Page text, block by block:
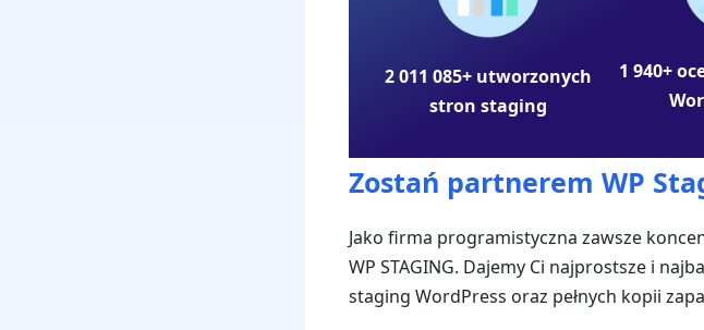
2 011 085+ utworzonych
stron staging
1 940+
Zostań partnerem WP
Jako firma programistyczna zawsze
WP STAGING. Dajemy Ci najprostsze i
staging WordPress oraz pełnych kopii